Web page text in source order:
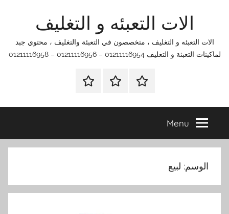
الات التعبئه و التغليف
الات التعبئه و التغليف ، متخصصون في التعبئة والتغليف ، محتوي جبد
لماكينات التعبئة و التغليف 01211116954 – 01211116956 – 01211116958
الرئيسيةاتصل
اتـصـل
في
التي
Menu
الوسم: لبيع